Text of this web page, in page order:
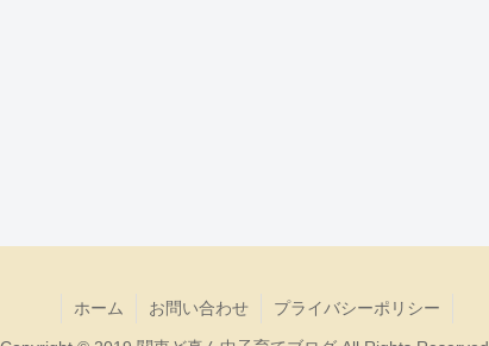
ホーム お問い合わせ プライバシーポリシー